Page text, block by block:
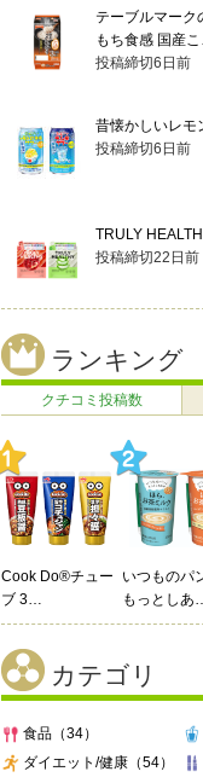
テーブルマーク
もち食感 国産
投稿締切6 日前
昔懐かしいレ
投稿締切6 日前
TRULY
投稿締切22 日前
ランキング
クチコミ投稿数
Cook Do®チュー
ブ 3…
辻利 お濃い
ラテ（210…
カテゴリ
食品（34）
ダイエット/健康（54）